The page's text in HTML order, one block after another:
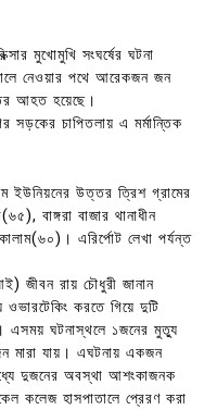
মুখোমুখি সংঘর্ষের ঘটনা
নেওয়ার পথে আরেকজন জন
আহত হয়েছে।
সড়কের চাপিতলায় এ মর্মান্তিক
ইউনিয়নের উত্তর ত্রিশ গ্রামের
বাঙ্গরা বাজার থানাধীন
এরির্পোট লেখা পর্যন্ত
জীবন রায় চৌধুরী জানান
করতে গিয়ে দুটি
এসময় ঘটনাস্থলে ১জনের মুত্যু
মারা যায়। এঘটনায় একজন
দুজনের অবস্থা আশংকাজনক
কলেজ হাসপাতালে প্রেরণ করা